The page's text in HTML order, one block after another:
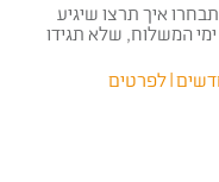
תבחרו איך תרצו שיגיע
המשלוח, שלא תגידו
לפרטים